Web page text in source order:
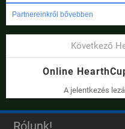
Partnereinkről bővebben
Következő
Online
A jelentkezés